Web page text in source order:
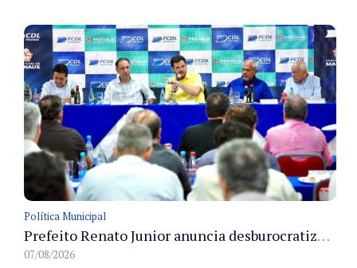
Política Municipal
Prefeito Renato Junior anuncia desburocratização e revitalização do centro de Manaus em reunião com empresários
07/08/2026